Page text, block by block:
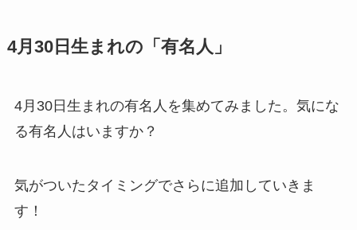
4月30日生まれの「有名人」
4月30日生まれの有名人を集めてみました。気にな
る有名人はいますか？
気がついたタイミングでさらに追加していきま
す！